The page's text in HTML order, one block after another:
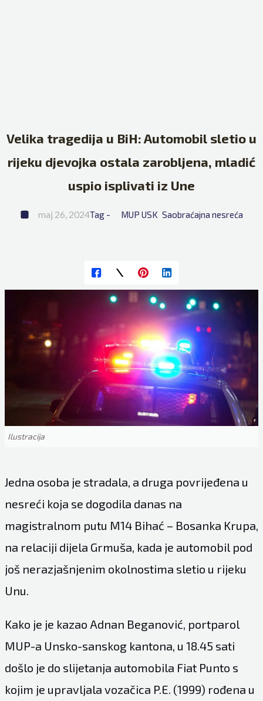
Velika tragedija u BiH: Automobil sletio u
rijeku djevojka ostala zarobljena, mladić
uspio isplivati iz Une
maj 26, 2024Tag - MUP USK Saobraćajna nesreća
Ilustracija
Jedna osoba je stradala, a druga povrijeđena u
nesreći koja se dogodila danas na
magistralnom putu M14 Bihać – Bosanka Krupa,
na relaciji dijela Grmuša, kada je automobil pod
još nerazjašnjenim okolnostima sletio u rijeku
Unu.
Kako je je kazao Adnan Beganović, portparol
MUP-a Unsko-sanskog kantona, u 18.45 sati
došlo je do slijetanja automobila Fiat Punto s
kojim je upravljala vozačica P.E. (1999) rođena u